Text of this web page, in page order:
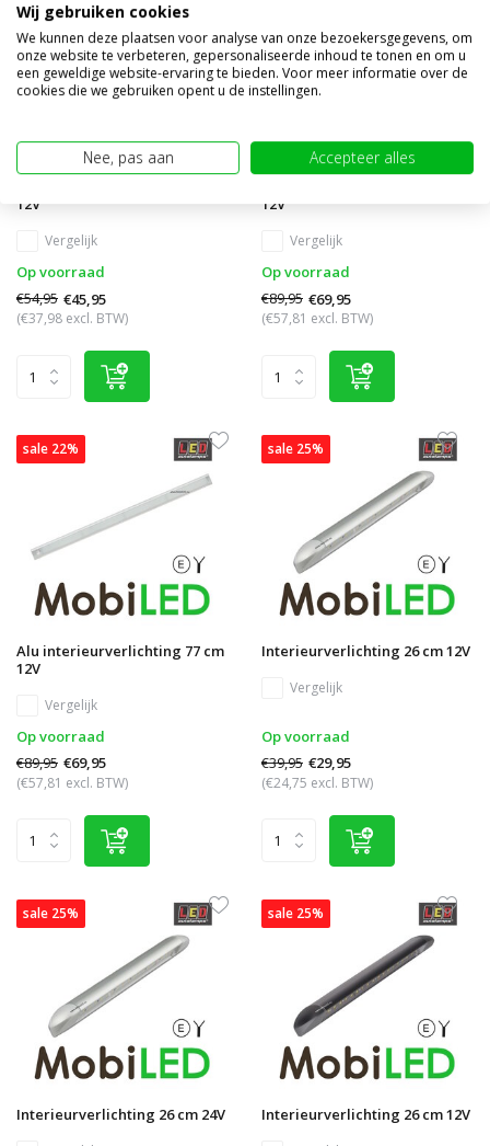
12V
Vergelijk
Op voorraad
€54,95 €45,95
(€37,98 excl. BTW)
12V
Vergelijk
Op voorraad
€89,95 €69,95
(€57,81 excl. BTW)
sale 22%
Alu interieurverlichting 77 cm
12V
Vergelijk
Op voorraad
€89,95 €69,95
(€57,81 excl. BTW)
sale 25%
Interieurverlichting 26 cm 12V
Vergelijk
Op voorraad
€39,95 €29,95
(€24,75 excl. BTW)
sale 25%
Interieurverlichting 26 cm 24V
sale 25%
Interieurverlichting 26 cm 12V
Wij gebruiken cookies
We kunnen deze plaatsen voor analyse van onze bezoekersgegevens, om
onze website te verbeteren, gepersonaliseerde inhoud te tonen en om u
een geweldige website-ervaring te bieden. Voor meer informatie over de
cookies die we gebruiken opent u de instellingen.
Nee, pas aan Accepteer alles